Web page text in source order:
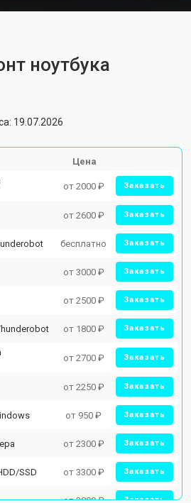
ноутбука
19.07.2026
Цена
от 2000 ₽ Заказать
от 2600 ₽ Заказать
бесплатно Заказать
от 3000 ₽ Заказать
от 2500 ₽ Заказать
от 1800 ₽ Заказать
от 2700 ₽ Заказать
от 2250 ₽ Заказать
от 950 ₽ Заказать
от 2300 ₽ Заказать
SSD от 3300 ₽ Заказать
от 3800 ₽ Заказать